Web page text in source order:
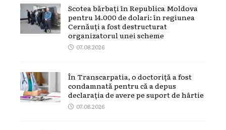
Scotea bărbați în Republica Moldova
pentru 14.000 de dolari: în regiunea
Cernăuți a fost destructurat
organizatorul unei scheme
07.08.2026
În Transcarpatia, o doctoriță a fost
condamnată pentru că a depus
declarația de avere pe suport de hârtie
07.08.2026